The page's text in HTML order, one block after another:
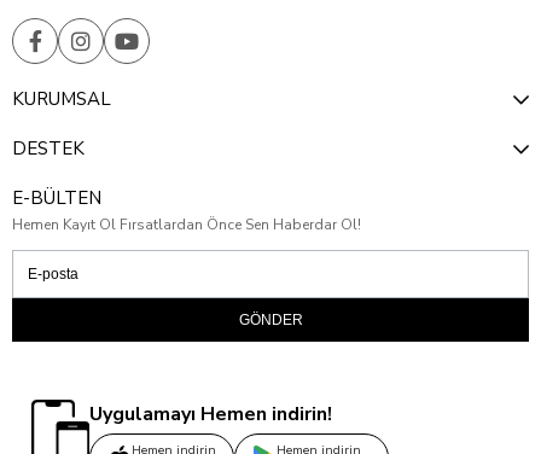
KURUMSAL
DESTEK
E-BÜLTEN
Hemen Kayıt Ol Fırsatlardan Önce Sen Haberdar Ol!
GÖNDER
Uygulamayı Hemen indirin!
Hemen indirin Hemen indirin